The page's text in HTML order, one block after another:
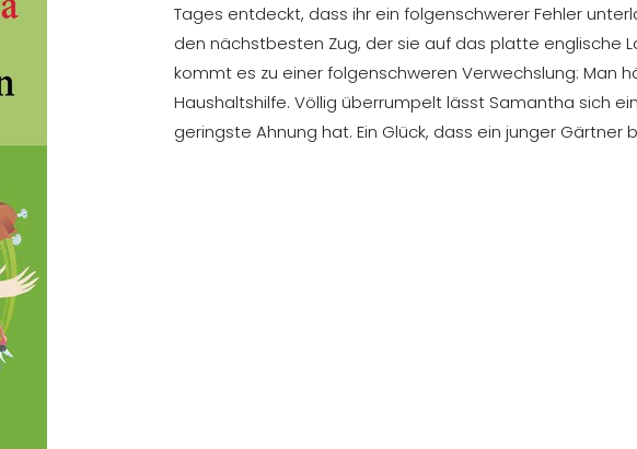
Tages entdeckt, dass ihr ein folgenschwerer Fehler
den nächstbesten Zug, der sie auf das platte englische
kommt es zu einer folgenschweren Verwechslung: Man
Haushaltshilfe. Völlig überrumpelt lässt Samantha sich
geringste Ahnung hat. Ein Glück, dass ein junger Gärtner